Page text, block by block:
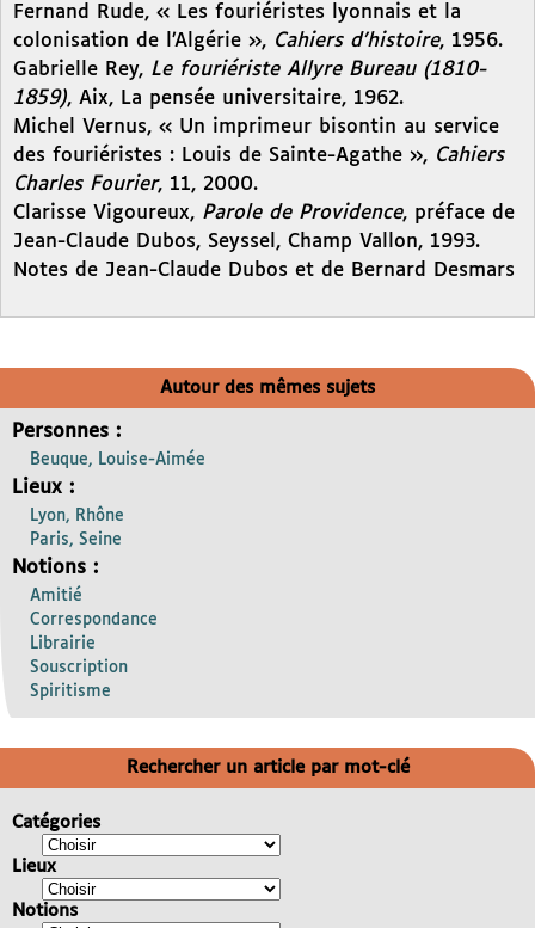
Fernand Rude, « Les fouriéristes lyonnais et la
colonisation de l’Algérie », Cahiers d’histoire, 1956.
Gabrielle Rey, Le fouriériste Allyre Bureau (1810-
1859), Aix, La pensée universitaire, 1962.
Michel Vernus, « Un imprimeur bisontin au service
des fouriéristes : Louis de Sainte-Agathe », Cahiers
Charles Fourier, 11, 2000.
Clarisse Vigoureux, Parole de Providence, préface de
Jean-Claude Dubos, Seyssel, Champ Vallon, 1993.
Notes de Jean-Claude Dubos et de Bernard Desmars
Autour des mêmes sujets
Personnes :
Beuque, Louise-Aimée
Lieux :
Lyon, Rhône
Paris, Seine
Notions :
Amitié
Correspondance
Librairie
Souscription
Spiritisme
Rechercher un article par mot-clé
Catégories
Lieux
Notions